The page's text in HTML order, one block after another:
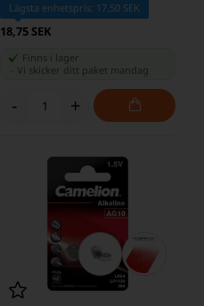
Lägsta enhetspris: 17,50 SEK
18,75 SEK
Finns i lager
Vi skicker ditt paket mandag
- +